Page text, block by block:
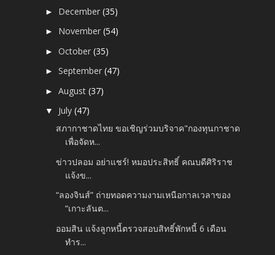
► December(35)
► November(54)
►October(35)
►September(47)
►August(37)
▼ July(47)
สภากาชาดไทย ขอเชิญร่วมบริจาค"กองทุนกาชาด
เพื่อจัดห...
ข่าวปลอม อย่าแชร์! หมอประสิทธิ์ คณบดีศิริราช
แจ้งข...
“ลองจินส์” ถ่ายทอดความงามเหนือกาลเวลาของ
“เกาะลันต...
ออมสิน แจ้งลูกหนี้ตรวจสอบสิทธิ์พักหนี้ 6 เดือน
ทำร...